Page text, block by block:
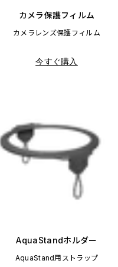
カメラ保護フィルム
カメラレンズ保護フィルム
今すぐ購入
AquaStandホルダー
AquaStand用ストラップ